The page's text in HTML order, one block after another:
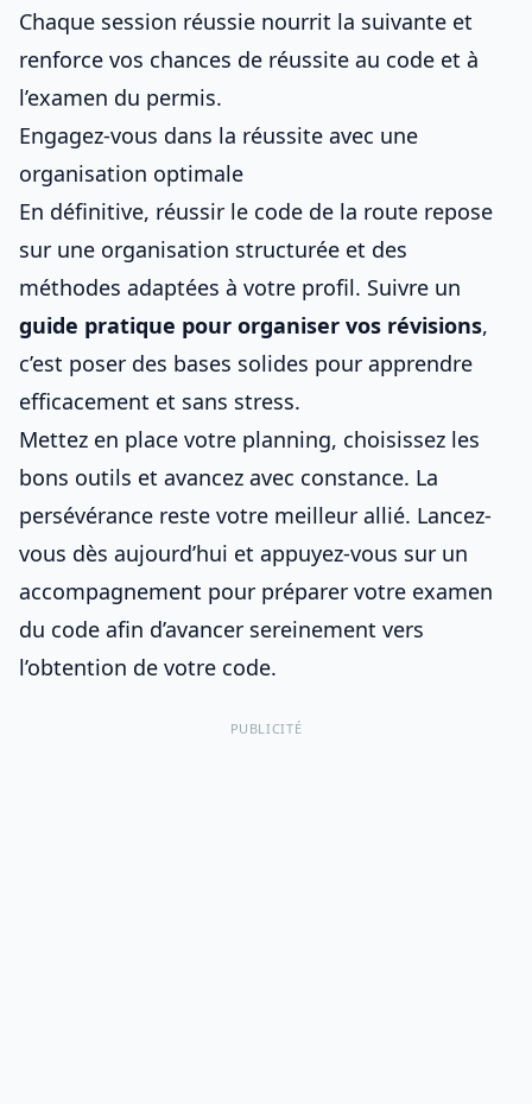
Chaque session réussie nourrit la suivante et
renforce vos chances de réussite au code et à
l’examen du permis.
Engagez-vous dans la réussite avec une
organisation optimale
En définitive, réussir le code de la route repose
sur une organisation structurée et des
méthodes adaptées à votre profil. Suivre un
guide pratique pour organiser vos révisions,
c’est poser des bases solides pour apprendre
efficacement et sans stress.
Mettez en place votre planning, choisissez les
bons outils et avancez avec constance. La
persévérance reste votre meilleur allié. Lancez-
vous dès aujourd’hui et appuyez-vous sur un
accompagnement pour préparer votre examen
du code afin d’avancer sereinement vers
l’obtention de votre code.
PUBLICITÉ